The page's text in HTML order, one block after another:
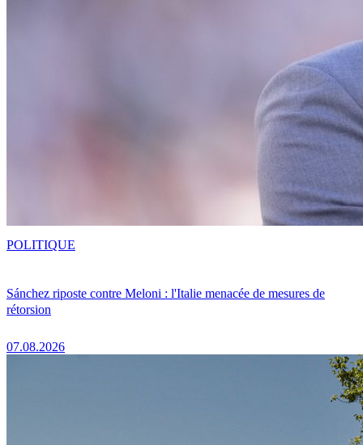
Sánchez riposte contre Meloni : l'Italie menacée de mesures de
rétorsion
07.08.2026
POLITIQUE